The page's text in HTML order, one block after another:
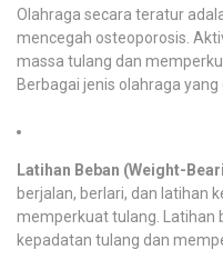
Olahraga secara teratur
mencegah osteoporosis.
massa tulang dan
Berbagai jenis olahraga
Latihan Beban (Weight-
berjalan, berlari, dan latihan
memperkuat tulang. Latihan
kepadatan tulang dan